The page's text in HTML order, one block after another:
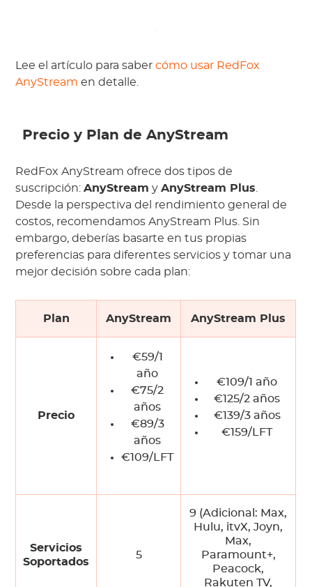
Lee el artículo para sabercómo usar RedFox
AnyStream en detalle.
Precio y Plan de AnyStream
RedFox AnyStream ofrece dos tipos de
suscripción:AnyStream yAnyStream Plus.
Desde la perspectiva del rendimiento general de
costos, recomendamos AnyStream Plus. Sin
embargo, deberías basarte en tus propias
preferencias para diferentes servicios y tomar una
mejor decisión sobre cada plan:
Plan AnyStream AnyStream Plus
Precio
€59/1
año
€75/2
años
€89/3
años
€109/LFT
€109/1 año
€125/2 años
€139/3 años
€159/LFT
Servicios
Soportados
5
9 (Adicional: Max,
Hulu, itvX, Joyn,
Max,
Paramount+,
Peacock,
Rakuten TV,